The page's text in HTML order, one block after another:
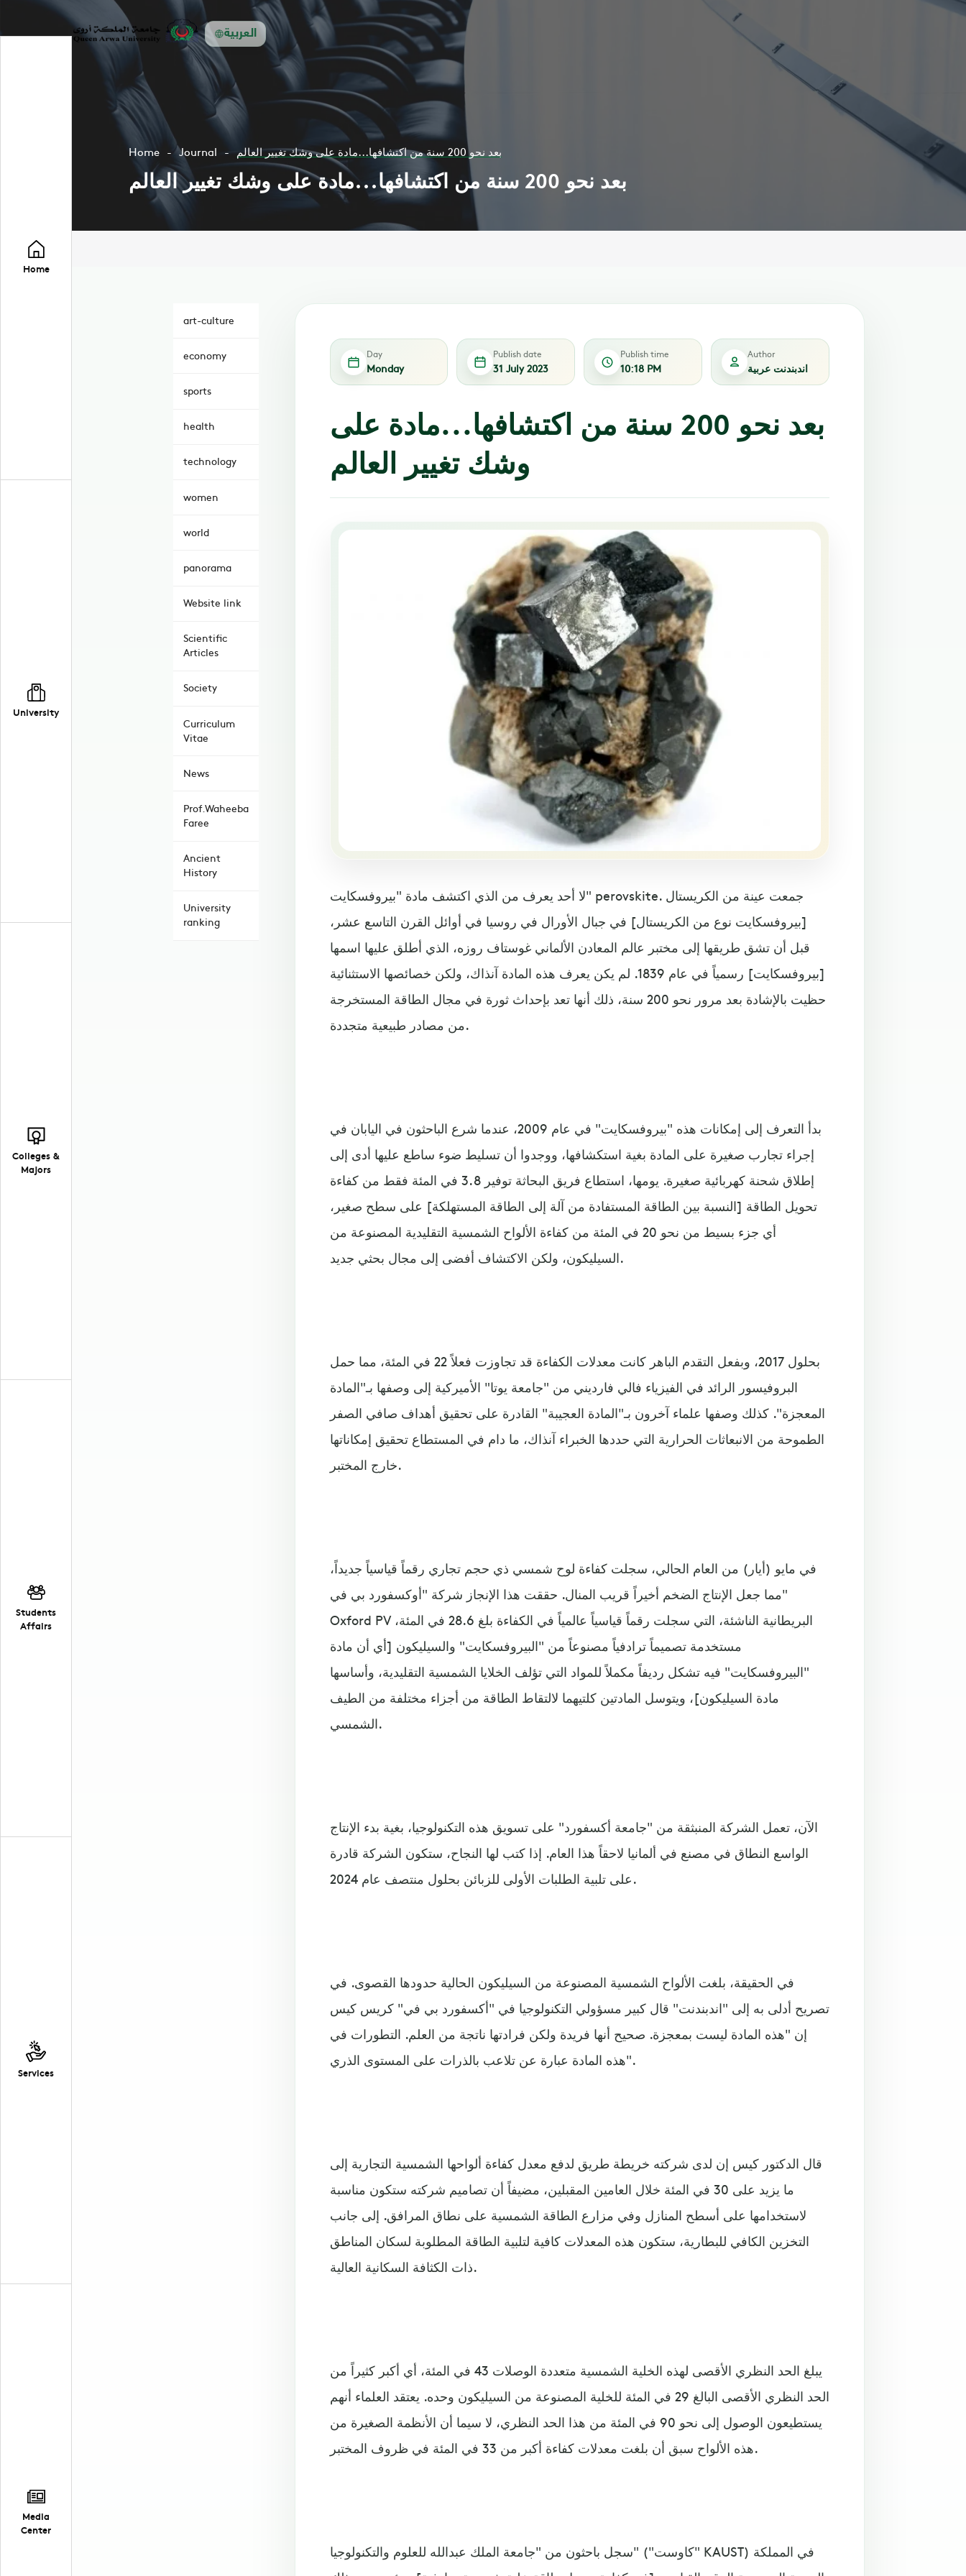
العربية
Home
University
Colleges &
Majors
Students
Affairs
Services
Media
Center
Home Journal بعد نحو 200 سنة من اكتشافها...مادة على وشك تغيير العالم
بعد نحو 200 سنة من اكتشافها...مادة على وشك تغيير العالم
art-culture
economy
sports
health
technology
women
world
panorama
Website link
Scientific
Articles
Society
Curriculum
Vitae
News
Prof.Waheeba
Faree
Ancient
History
University
ranking
Day
Monday
Publish date
31 July 2023
Publish time
10:18 PM
Author
اندبندنت عربية
بعد نحو 200 سنة من اكتشافها...مادة على
وشك تغيير العالم
لا أحد يعرف من الذي اكتشف مادة "بيروفسكايت" perovskite. جمعت عينة من الكريستال
[بيروفسكايت نوع من الكريستال] في جبال الأورال في روسيا في أوائل القرن التاسع عشر،
قبل أن تشق طريقها إلى مختبر عالم المعادن الألماني غوستاف روزه، الذي أطلق عليها اسمها
[بيروفسكايت] رسمياً في عام 1839. لم يكن يعرف هذه المادة آنذاك، ولكن خصائصها الاستثنائية
حظيت بالإشادة بعد مرور نحو 200 سنة، ذلك أنها تعد بإحداث ثورة في مجال الطاقة المستخرجة
من مصادر طبيعية متجددة.
بدأ التعرف إلى إمكانات هذه "بيروفسكايت" في عام 2009، عندما شرع الباحثون في اليابان في
إجراء تجارب صغيرة على المادة بغية استكشافها، ووجدوا أن تسليط ضوء ساطع عليها أدى إلى
إطلاق شحنة كهربائية صغيرة. يومها، استطاع فريق البحاثة توفير 3.8 في المئة فقط من كفاءة
تحويل الطاقة [النسبة بين الطاقة المستفادة من آلة إلى الطاقة المستهلكة] على سطح صغير،
أي جزء بسيط من نحو 20 في المئة من كفاءة الألواح الشمسية التقليدية المصنوعة من
السيليكون، ولكن الاكتشاف أفضى إلى مجال بحثي جديد.
بحلول 2017، وبفعل التقدم الباهر كانت معدلات الكفاءة قد تجاوزت فعلاً 22 في المئة، مما حمل
البروفيسور الرائد في الفيزياء فالي فارديني من "جامعة يوتا" الأميركية إلى وصفها بـ"المادة
المعجزة". كذلك وصفها علماء آخرون بـ"المادة العجيبة" القادرة على تحقيق أهداف صافي الصفر
الطموحة من الانبعاثات الحرارية التي حددها الخبراء آنذاك، ما دام في المستطاع تحقيق إمكاناتها
خارج المختبر.
في مايو (أيار) من العام الحالي، سجلت كفاءة لوح شمسي ذي حجم تجاري رقماً قياسياً جديداً،
مما جعل الإنتاج الضخم أخيراً قريب المنال. حققت هذا الإنجاز شركة "أوكسفورد بي في"
Oxford PV البريطانية الناشئة، التي سجلت رقماً قياسياً عالمياً في الكفاءة بلغ 28.6 في المئة،
مستخدمة تصميماً ترادفياً مصنوعاً من "البيروفسكايت" والسيليكون [أي أن مادة
"البيروفسكايت" فيه تشكل رديفاً مكملاً للمواد التي تؤلف الخلايا الشمسية التقليدية، وأساسها
مادة السيليكون]، ويتوسل المادتين كلتيهما لالتقاط الطاقة من أجزاء مختلفة من الطيف
الشمسي.
الآن، تعمل الشركة المنبثقة من "جامعة أكسفورد" على تسويق هذه التكنولوجيا، بغية بدء الإنتاج
الواسع النطاق في مصنع في ألمانيا لاحقاً هذا العام. إذا كتب لها النجاح، ستكون الشركة قادرة
على تلبية الطلبات الأولى للزبائن بحلول منتصف عام 2024.
في الحقيقة، بلغت الألواح الشمسية المصنوعة من السيليكون الحالية حدودها القصوى. في
تصريح أدلى به إلى "اندبندنت" قال كبير مسؤولي التكنولوجيا في "أكسفورد بي في" كريس كيس
إن "هذه المادة ليست بمعجزة. صحيح أنها فريدة ولكن فرادتها ناتجة من العلم. التطورات في
هذه المادة عبارة عن تلاعب بالذرات على المستوى الذري".
قال الدكتور كيس إن لدى شركته خريطة طريق لدفع معدل كفاءة ألواحها الشمسية التجارية إلى
ما يزيد على 30 في المئة خلال العامين المقبلين، مضيفاً أن تصاميم شركته ستكون مناسبة
لاستخدامها على أسطح المنازل وفي مزارع الطاقة الشمسية على نطاق المرافق. إلى جانب
التخزين الكافي للبطارية، ستكون هذه المعدلات كافية لتلبية الطاقة المطلوبة لسكان المناطق
ذات الكثافة السكانية العالية.
يبلغ الحد النظري الأقصى لهذه الخلية الشمسية متعددة الوصلات 43 في المئة، أي أكبر كثيراً من
الحد النظري الأقصى البالغ 29 في المئة للخلية المصنوعة من السيليكون وحده. يعتقد العلماء أنهم
يستطيعون الوصول إلى نحو 90 في المئة من هذا الحد النظري، لا سيما أن الأنظمة الصغيرة من
هذه الألواح سبق أن بلغت معدلات كفاءة أكبر من 33 في المئة في ظروف المختبر.
سجل باحثون من "جامعة الملك عبدالله للعلوم والتكنولوجيا" ("كاوست" KAUST) في المملكة